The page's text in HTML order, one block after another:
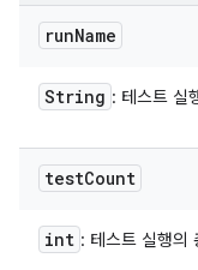
runName
String : 테스트 실
testCount
int : 테스트 실행의